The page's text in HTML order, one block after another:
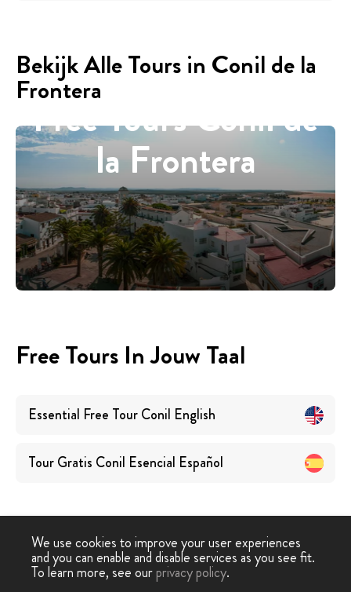
Bekijk Alle Tours in Conil de la
Frontera
Free Tours Conil de
la Frontera
Free Tours In Jouw Taal
Essential Free Tour Conil English
Tour Gratis Conil Esencial Español
Free
Tour - Free Tour Conil de la
Frontera › Gratis Hoogtepunten
Tour Conil
We use cookies to improve your user experiences
and you can enable and disable services as you see fit.
To learn more, see ourprivacy policy.